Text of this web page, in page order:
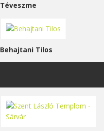
Téveszme
Behajtani Tilos